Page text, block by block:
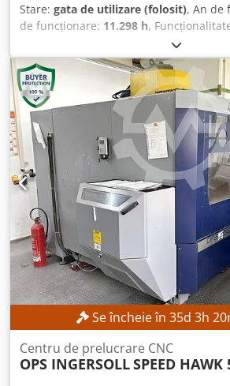
Stare: gata de utilizare (folosit), An de
de funcționare: 11.298 h,
, număr mașină/vehicul:
deplasare pe axa X:700 mm,
cursa axei Z:
450 mm, greutatea piesei
2.000 kg
, turația arborelui principal
numărul de locașuri din magazia de
minim – vânzare garantată la cea mai
Participarea la licitație implică
echipamentul în perioada 21.09 - 01.10.
Cursă axă X: 700 mm Cursă axă Y: 550
mm Axe de avans Viteză maximă de
Z: 30 m/min Accelerație maximă pe
Precizie de poziționare TP conform DIN
mm Precizie de repetare: 0,002 mm
Lungime masă: 850 mm Lățime masă:
canale în T: 5 Dimensiuni canale în T:
încărcare masă: 2.000 kg Greutate
prelucrat: 2.000 kg Distanță între
550 mm Ax Prindere ax: HSK-E 40
rpm Putere ax: 17 kW Schimbător de
în magazia de scule: 40 DETALII
mașină: Centru de prelucrare CNC HSC
Se încheie în 35d 3h 20
Centru de prelucrare CNC
OPS INGERSOLLSPEED HAWK